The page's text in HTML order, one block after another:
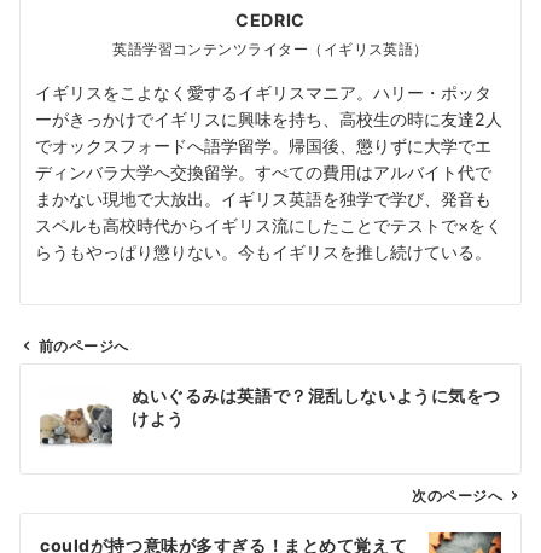
CEDRIC
英語学習コンテンツライター（イギリス英語）
イギリスをこよなく愛するイギリスマニア。ハリー・ポッタ
ーがきっかけでイギリスに興味を持ち、高校生の時に友達2人
でオックスフォードへ語学留学。帰国後、懲りずに大学でエ
ディンバラ大学へ交換留学。すべての費用はアルバイト代で
まかない現地で大放出。イギリス英語を独学で学び、発音も
スペルも高校時代からイギリス流にしたことでテストで×をく
らうもやっぱり懲りない。今もイギリスを推し続けている。
前のページへ
ぬいぐるみは英語で？混乱しないように気をつ
けよう
次のページへ
couldが持つ意味が多すぎる！まとめて覚えて